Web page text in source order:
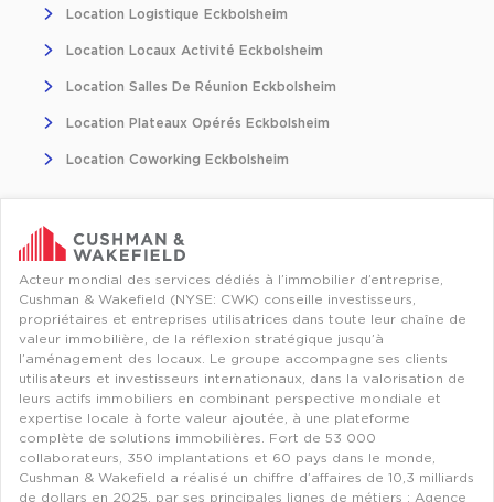
Location Logistique Eckbolsheim
Location Locaux Activité Eckbolsheim
Location Salles De Réunion Eckbolsheim
Location Plateaux Opérés Eckbolsheim
Location Coworking Eckbolsheim
Acteur mondial des services dédiés à l’immobilier d’entreprise,
Cushman & Wakefield (NYSE: CWK) conseille investisseurs,
propriétaires et entreprises utilisatrices dans toute leur chaîne de
valeur immobilière, de la réflexion stratégique jusqu’à
l’aménagement des locaux. Le groupe accompagne ses clients
utilisateurs et investisseurs internationaux, dans la valorisation de
leurs actifs immobiliers en combinant perspective mondiale et
expertise locale à forte valeur ajoutée, à une plateforme
complète de solutions immobilières. Fort de 53 000
collaborateurs, 350 implantations et 60 pays dans le monde,
Cushman & Wakefield a réalisé un chiffre d’affaires de 10,3 milliards
de dollars en 2025, par ses principales lignes de métiers : Agence